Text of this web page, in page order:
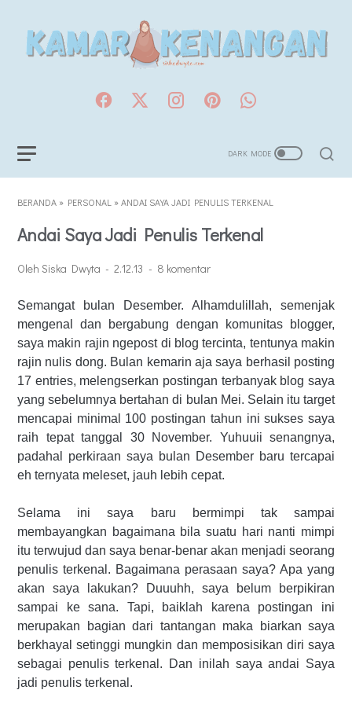
BERANDA » PERSONAL »ANDAI SAYA JADI PENULIS TERKENAL
Andai Saya Jadi Penulis Terkenal
Oleh Siska Dwyta 2.12.13 8 komentar
Semangat bulan Desember.
Alhamdulillah, semenjak
mengenal dan bergabung dengan komunitas blogger,
saya makin rajin ngepost di blog tercinta, tentunya makin
rajin nulis dong. Bulan kemarin aja saya berhasil posting
17 entries, melengserkan postingan terbanyak blog saya
yang sebelumnya bertahan di bulan Mei. Selain itu target
mencapai minimal 100 postingan tahun ini sukses saya
raih tepat tanggal 30 November. Yuhuuii senangnya,
padahal perkiraan saya bulan Desember baru tercapai
eh ternyata meleset, jauh lebih cepat.
Selama ini saya baru bermimpi tak sampai
membayangkan bagaimana bila suatu hari nanti mimpi
itu terwujud dan saya benar-benar akan menjadi seorang
penulis terkenal. Bagaimana perasaan saya? Apa yang
akan saya lakukan? Duuuhh, saya belum berpikiran
sampai ke sana.
Tapi, baiklah karena postingan ini
merupakan bagian dari tantangan maka biarkan saya
berkhayal setinggi mungkin dan memposisikan diri saya
sebagai penulis terkenal. Dan inilah saya andai Saya
jadi penulis terkenal.